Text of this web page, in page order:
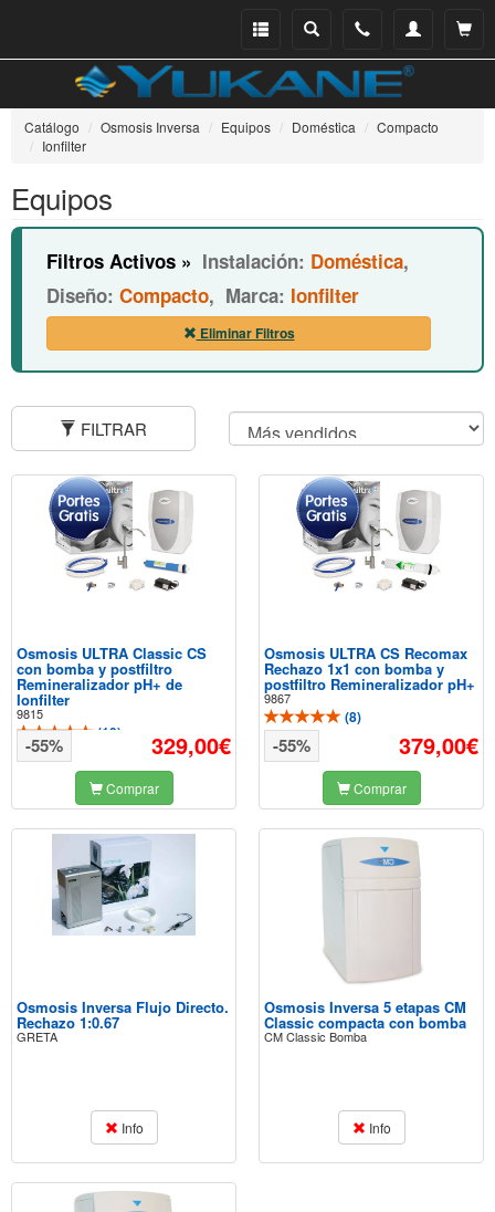
Ver
Mi
Teléfono
Buscar
Menu
Catálogo Osmosis Inversa Equipos Doméstica
Compacto
Ionfilter
Equipos
Filtros Activos » Instalación: Doméstica,
Diseño: Compacto, Marca: Ionfilter
Eliminar Filtros
FILTRAR
Osmosis ULTRA Classic CS
con bomba y postfiltro
Remineralizador pH+ de
Ionfilter
9815
(10) 329,00€
-55%
Comprar
Osmosis ULTRA CS Recomax
Rechazo 1x1 con bomba y
postfiltro Remineralizador pH+
9867
(8)
379,00€
-55%
Comprar
Osmosis Inversa Flujo Directo.
Rechazo 1:0.67
GRETA
Info
Osmosis Inversa 5 etapas CM
Classic compacta con bomba
CM Classic Bomba
Info